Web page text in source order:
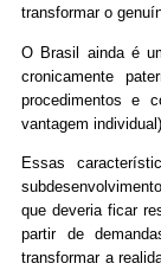
transformar o
O Brasil ainda é
cronicamente
procedimentos e
vantagem
Essas
que deveria ficar
partir de
transformar a